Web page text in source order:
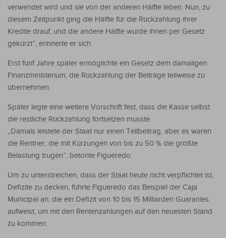
verwendet wird und sie von der anderen Hälfte leben. Nun, zu
diesem Zeitpunkt ging die Hälfte für die Rückzahlung ihrer
Kredite drauf, und die andere Hälfte wurde ihnen per Gesetz
gekürzt”, erinnerte er sich.
Erst fünf Jahre später ermöglichte ein Gesetz dem damaligen
Finanzministerium, die Rückzahlung der Beiträge teilweise zu
übernehmen.
Später legte eine weitere Vorschrift fest, dass die Kasse selbst
die restliche Rückzahlung fortsetzen musste.
„Damals leistete der Staat nur einen Teilbeitrag, aber es waren
die Rentner, die mit Kürzungen von bis zu 50 % die größte
Belastung trugen”, betonte Figueredo.
Um zu unterstreichen, dass der Staat heute nicht verpflichtet ist,
Defizite zu decken, führte Figueredo das Beispiel der Caja
Municipal an, die ein Defizit von 10 bis 15 Milliarden Guaraníes
aufweist, um mit den Rentenzahlungen auf den neuesten Stand
zu kommen.